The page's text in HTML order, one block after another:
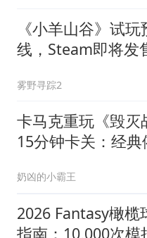
《小羊山谷》试玩
线，Steam即将发
吗？
雾野寻踪2
卡马克重玩《毁灭
15分钟卡关：经典
奶凶的小霸王
2026 Fantasy橄榄
指南：10,000次模